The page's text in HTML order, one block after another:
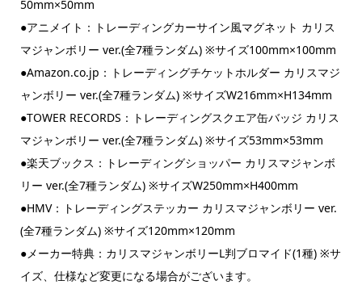
50mm×50mm
●アニメイト：トレーディングカーサイン風マグネット カリス
マジャンボリー ver.(全7種ランダム) ※サイズ100mm×100mm
●Amazon.co.jp：トレーディングチケットホルダー カリスマジ
ャンボリー ver.(全7種ランダム) ※サイズW216mm×H134mm
●TOWER RECORDS：トレーディングスクエア缶バッジ カリス
マジャンボリー ver.(全7種ランダム) ※サイズ53mm×53mm
●楽天ブックス：トレーディングショッパー カリスマジャンボ
リー ver.(全7種ランダム) ※サイズW250mm×H400mm
●HMV：トレーディングステッカー カリスマジャンボリー ver.
(全7種ランダム) ※サイズ120mm×120mm
●メーカー特典：カリスマジャンボリーL判ブロマイド(1種) ※サ
イズ、仕様など変更になる場合がございます。